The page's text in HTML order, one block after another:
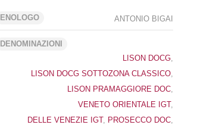
ENOLOGO ANTONIO BIGAI
DENOMINAZIONI
LISON DOCG
LISON DOCG SOTTOZONA CLASSICO
LISON PRAMAGGIORE DOC
VENETO ORIENTALE IGT,
DELLE VENEZIE IGT, PROSECCO DOC